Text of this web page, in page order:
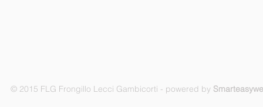
© 2015 FLG Frongillo Lecci Gambicorti - powered by